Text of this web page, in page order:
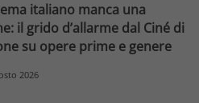
italiano manca una
il grido d’allarme dal Ciné di
su opere prime e genere
2026